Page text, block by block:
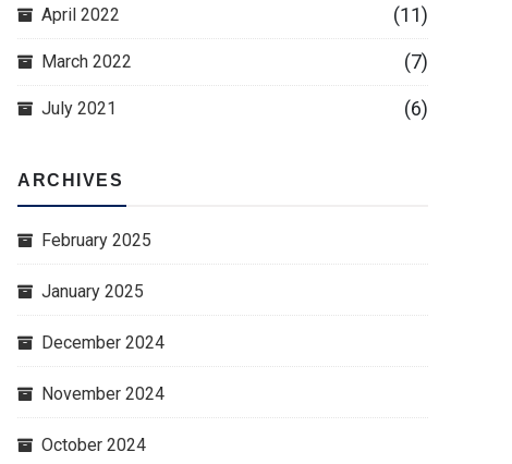
April 2022 (11)
March 2022 (7)
July 2021 (6)
ARCHIVES
February 2025
January 2025
December 2024
November 2024
October 2024